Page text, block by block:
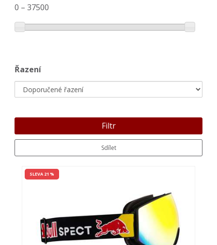
0 – 37500
Řazení
Filtr
Sdílet
SLEVA 21 %